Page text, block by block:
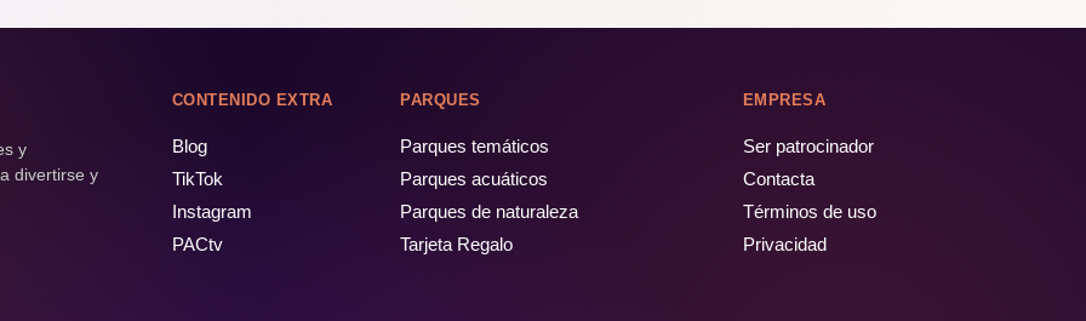
y
divertirse y
CONTENIDO EXTRA
Blog
TikTok
Instagram
PACtv
PARQUES
Parques temáticos
Parques acuáticos
Parques de naturaleza
Tarjeta Regalo
EMPRESA
Ser patrocinador
Contacta
Términos de uso
Privacidad